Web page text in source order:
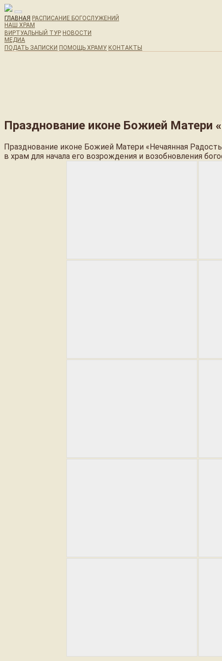
ГЛАВНАЯ РАСПИСАНИЕ БОГОСЛУЖЕНИЙ
НАШ ХРАМ
ВИРТУАЛЬНЫЙ ТУР НОВОСТИ
МЕДИА
ПОДАТЬ ЗАПИСКИ ПОМОЩЬ ХРАМУ КОНТАКТЫ
Празднование иконе Божией Матери
Празднование иконе Божией Матери «Нечаянная
в храм для начала его возрождения и возобновления